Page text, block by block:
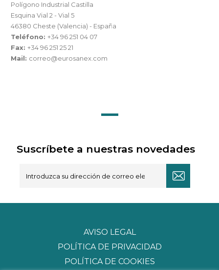
Polígono Industrial Castilla
Esquina Vial 2 - Vial 5
46380 Cheste (Valencia) - España
Teléfono:+34 96 251 04 07
Fax:+34 96 251 25 21
Mail: correo@eurosanex.com
Suscríbete a nuestras novedades
AVISO LEGAL
POLÍTICA DE PRIVACIDAD
POLÍTICA DE COOKIES